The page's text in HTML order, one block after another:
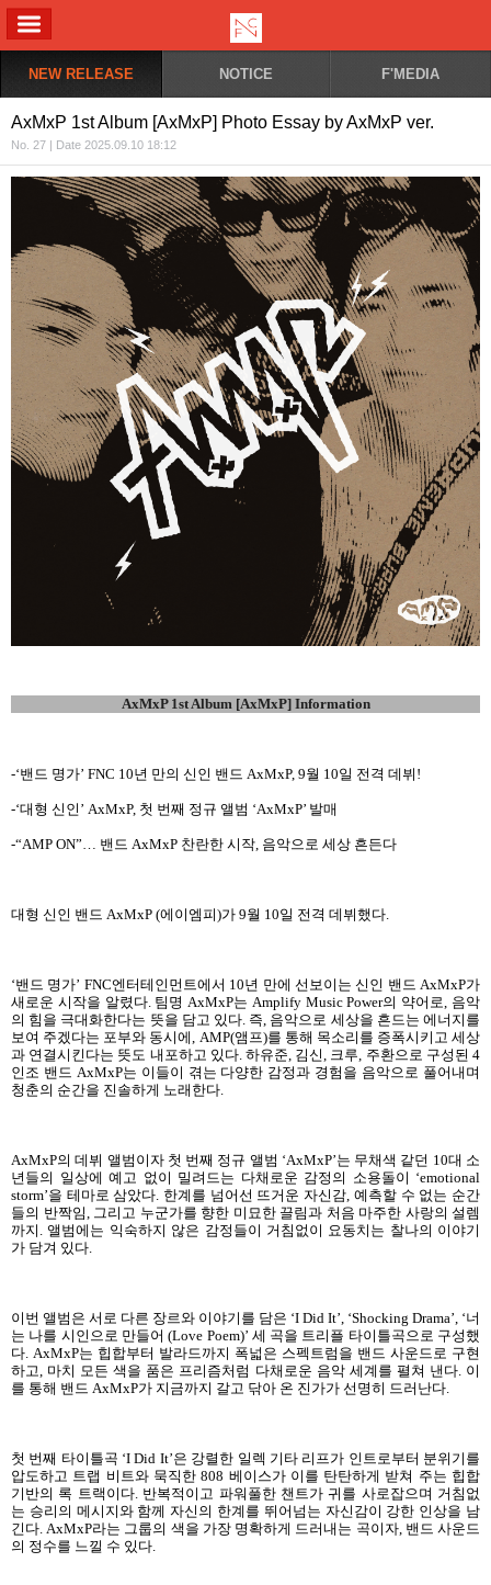
NEW RELEASE NOTICE F'MEDIA
AxMxP 1st Album [AxMxP] Photo Essay by AxMxP ver.
No. 27 | Date 2025.09.10 18:12
AxMxP 1st Album [AxMxP] Information
-‘밴드 명가’ FNC 10년 만의 신인 밴드 AxMxP, 9월 10일 전격 데뷔!
-‘대형 신인’ AxMxP, 첫 번째 정규 앨범 ‘AxMxP’ 발매
-“AMP ON”… 밴드 AxMxP 찬란한 시작, 음악으로 세상 흔든다
대형 신인 밴드 AxMxP (에이엠피)가 9월 10일 전격 데뷔했다.
‘밴드 명가’ FNC엔터테인먼트에서 10년 만에 선보이는 신인 밴드 AxMxP가
새로운 시작을 알렸다. 팀명 AxMxP는 Amplify Music Power의 약어로, 음악
의 힘을 극대화한다는 뜻을 담고 있다. 즉, 음악으로 세상을 흔드는 에너지를
보여 주겠다는 포부와 동시에, AMP(앰프)를 통해 목소리를 증폭시키고 세상
과 연결시킨다는 뜻도 내포하고 있다. 하유준, 김신, 크루, 주환으로 구성된 4
인조 밴드 AxMxP는 이들이 겪는 다양한 감정과 경험을 음악으로 풀어내며
청춘의 순간을 진솔하게 노래한다.
AxMxP의 데뷔 앨범이자 첫 번째 정규 앨범 ‘AxMxP’는 무채색 같던 10대 소
년들의 일상에 예고 없이 밀려드는 다채로운 감정의 소용돌이 ‘emotional
storm’을 테마로 삼았다. 한계를 넘어선 뜨거운 자신감, 예측할 수 없는 순간
들의 반짝임, 그리고 누군가를 향한 미묘한 끌림과 처음 마주한 사랑의 설렘
까지. 앨범에는 익숙하지 않은 감정들이 거침없이 요동치는 찰나의 이야기
가 담겨 있다.
이번 앨범은 서로 다른 장르와 이야기를 담은 ‘I Did It’, ‘Shocking Drama’, ‘너
는 나를 시인으로 만들어 (Love Poem)’ 세 곡을 트리플 타이틀곡으로 구성했
다. AxMxP는 힙합부터 발라드까지 폭넓은 스펙트럼을 밴드 사운드로 구현
하고, 마치 모든 색을 품은 프리즘처럼 다채로운 음악 세계를 펼쳐 낸다. 이
를 통해 밴드 AxMxP가 지금까지 갈고 닦아 온 진가가 선명히 드러난다.
첫 번째 타이틀곡 ‘I Did It’은 강렬한 일렉 기타 리프가 인트로부터 분위기를
압도하고 트랩 비트와 묵직한 808 베이스가 이를 탄탄하게 받쳐 주는 힙합
기반의 록 트랙이다. 반복적이고 파워풀한 챈트가 귀를 사로잡으며 거침없
는 승리의 메시지와 함께 자신의 한계를 뛰어넘는 자신감이 강한 인상을 남
긴다. AxMxP라는 그룹의 색을 가장 명확하게 드러내는 곡이자, 밴드 사운드
의 정수를 느낄 수 있다.